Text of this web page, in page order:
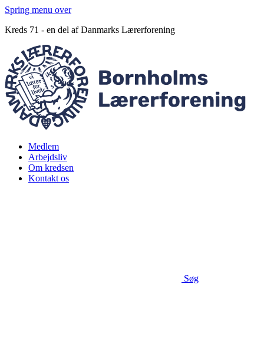
Spring menu over
Kreds 71 - en del af Danmarks Lærerforening
Medlem
Arbejdsliv
Om kredsen
Kontakt os
Søg